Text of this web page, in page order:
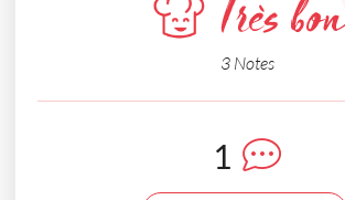
Très bon
3 Notes
1